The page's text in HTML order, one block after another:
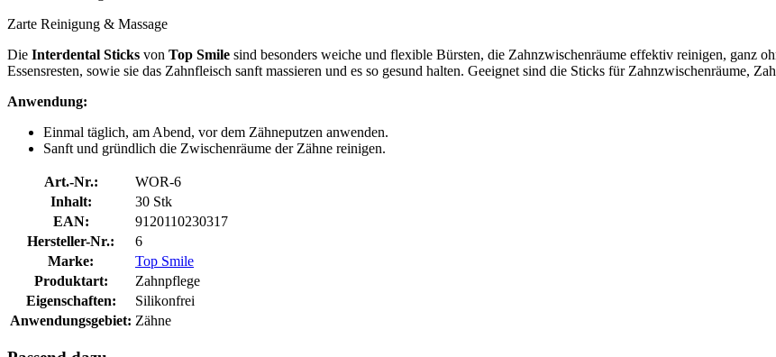
Zarte Reinigung & Massage
Die Interdental Sticks von Top Smile sind besonders weiche und flexible Bürsten, die Zahnzwischenräume effektiv reinigen, ganz
Essensresten, sowie sie das Zahnfleisch sanft massieren und es so gesund halten. Geeignet sind die Sticks für Zahnzwischenräume,
Anwendung:
Einmal täglich, am Abend, vor dem Zähneputzen anwenden.
Sanft und gründlich die Zwischenräume der Zähne reinigen.
Art.-Nr.:
WOR-6
Inhalt:
30 Stk
EAN:
9120110230317
Hersteller-Nr.:
6
Marke:
Top Smile
Produktart:
Zahnpflege
Eigenschaften:
Silikonfrei
Anwendungsgebiet: Zähne